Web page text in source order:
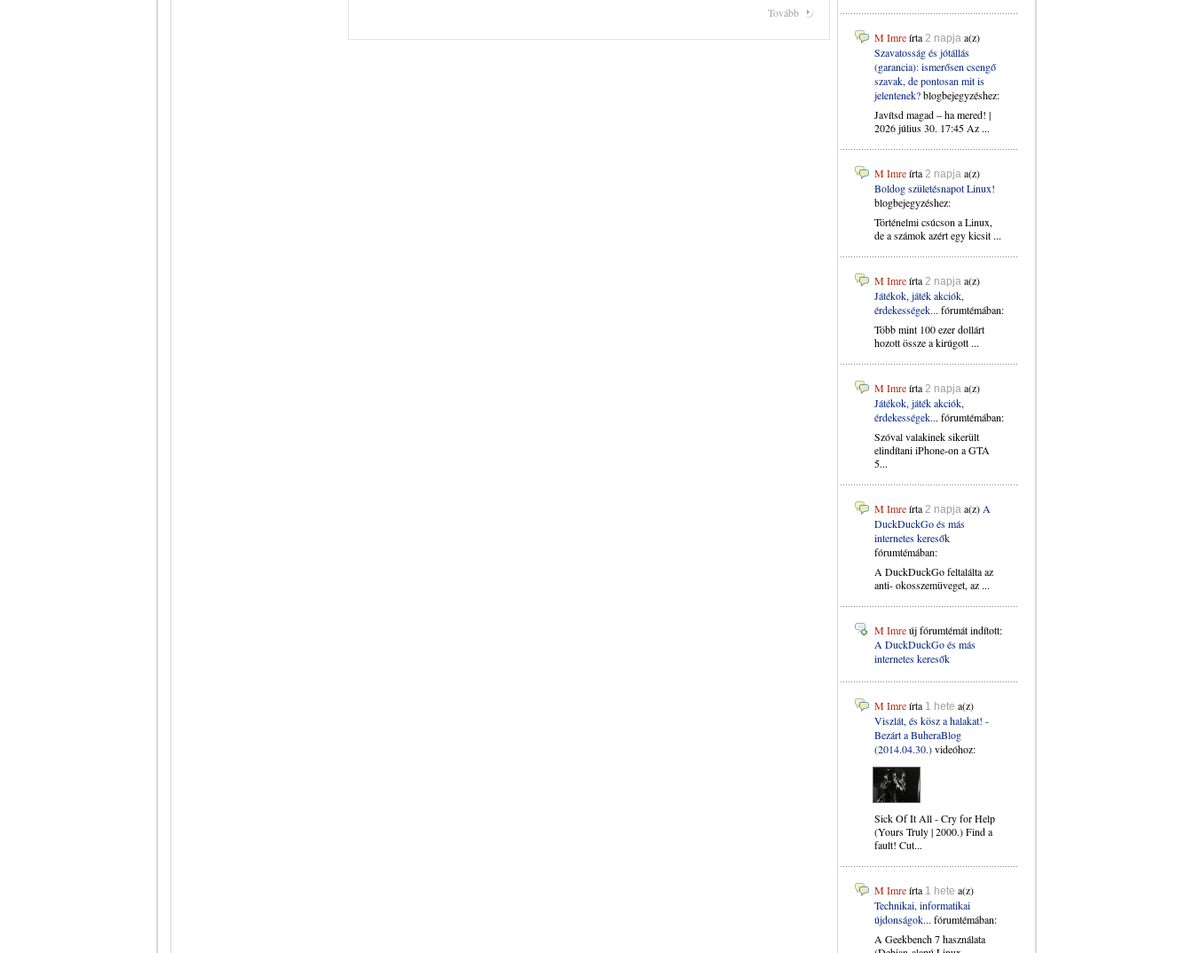
Tovább
M Imreírta 2 napja a(z)
Szavatosság és jótállás
(garancia): ismerősen csengő
szavak, de pontosan mit is
jelentenek?blogbejegyzéshez:
Javítsd magad – ha mered! |
2026 július 30. 17:45 Az ...
M Imreírta 2 napja a(z)
Boldog születésnapot Linux!
blogbejegyzéshez:
Történelmi csúcson a Linux,
de a számok azért egy kicsit ...
M Imreírta 2 napja a(z)
Játékok, játék akciók,
érdekességek... fórumtémában:
Több mint 100 ezer dollárt
hozott össze a kirúgott ...
M Imreírta 2 napja a(z)
Játékok, játék akciók,
érdekességek... fórumtémában:
Szóval valakinek sikerült
elindítani iPhone-on a GTA
5...
M Imreírta 2 napja a(z) A
DuckDuckGo és más
internetes keresők
fórumtémában:
A DuckDuckGo feltalálta az
anti- okosszemüveget, az ...
M Imreúj fórumtémát indított:
A DuckDuckGo és más
internetes keresők
M Imreírta 1 hete a(z)
Viszlát, és kösz a halakat! -
Bezárt a BuheraBlog
(2014.04.30.)videóhoz:
Sick Of It All - Cry for Help
(Yours Truly | 2000.) Find a
fault! Cut...
M Imreírta 1 hete a(z)
Technikai, informatikai
újdonságok... fórumtémában:
A Geekbench 7 használata